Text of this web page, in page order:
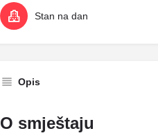
Stan na dan
Opis
O smještaju